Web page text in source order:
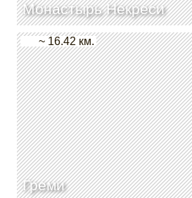
Монастырь Некреси
Греми
~ 16.42 км.